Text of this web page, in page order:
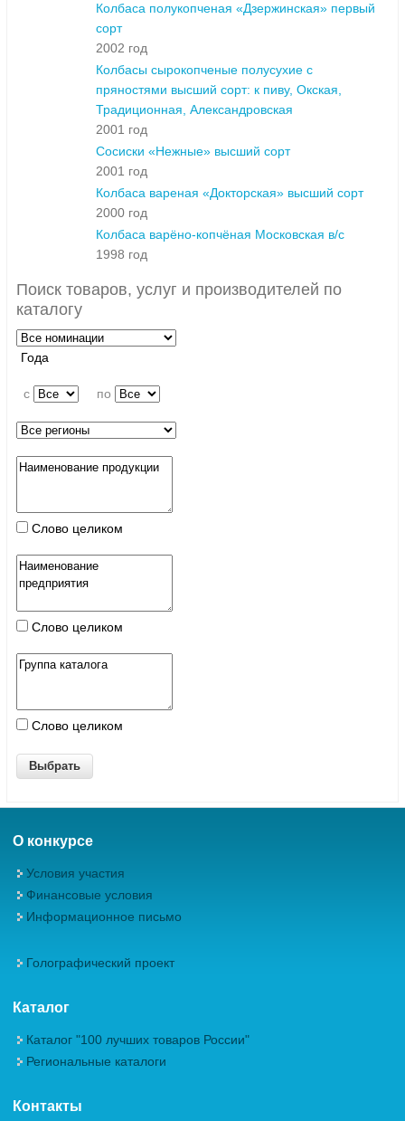
Колбаса полукопченая «Дзержинская» первый
сорт
2002 год
Колбасы сырокопченые полусухие с
пряностями высший сорт: к пиву, Окская,
Традиционная, Александровская
2001 год
Сосиски «Нежные» высший сорт
2001 год
Колбаса вареная «Докторская» высший сорт
2000 год
Колбаса варёно-копчёная Московская в/с
1998 год
Поиск товаров, услуг и производителей по
каталогу
Года
c по
Слово целиком
Слово целиком
Слово целиком
О конкурсе
Условия участия
Финансовые условия
Информационное письмо
Голографический проект
Каталог
Каталог "100 лучших товаров России"
Региональные каталоги
Контакты